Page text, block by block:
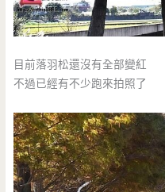
目前落羽松還沒有全部變紅
不過已經有不少跑來拍照了